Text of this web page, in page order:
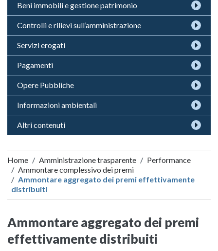
Beni immobili e gestione patrimonio
Controlli e rilievi sull’amministrazione
Servizi erogati
Pagamenti
Opere Pubbliche
Informazioni ambientali
Altri contenuti
Home Amministrazione trasparente
Performance
Ammontare complessivo dei premi
Ammontare aggregato dei premi effettivamente
distribuiti
Ammontare aggregato dei premi
effettivamente distribuiti